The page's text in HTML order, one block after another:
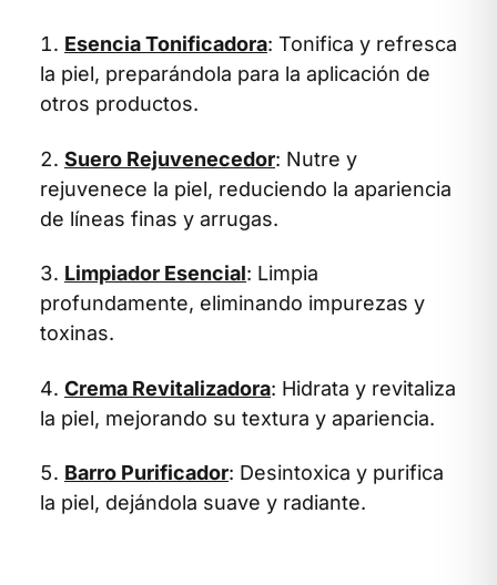
Esencia Tonificadora: Tonifica y refresca
la piel, preparándola para la aplicación de
otros productos.
Suero Rejuvenecedor: Nutre y
rejuvenece la piel, reduciendo la apariencia
de líneas finas y arrugas.
Limpiador Esencial: Limpia
profundamente, eliminando impurezas y
toxinas.
Crema Revitalizadora: Hidrata y revitaliza
la piel, mejorando su textura y apariencia.
Barro Purificador: Desintoxica y purifica
la piel, dejándola suave y radiante.